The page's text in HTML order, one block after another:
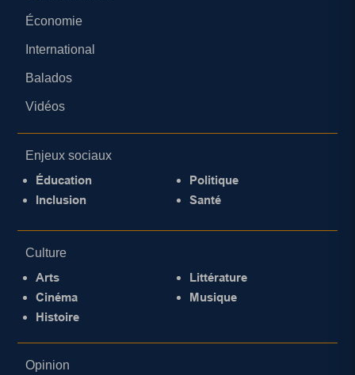
Économie
International
Balados
Vidéos
Enjeux sociaux
Éducation
Inclusion
Politique
Santé
Culture
Arts
Cinéma
Histoire
Littérature
Musique
Opinion